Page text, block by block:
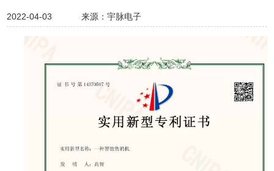
2022-04-03 来源：宇脉电子